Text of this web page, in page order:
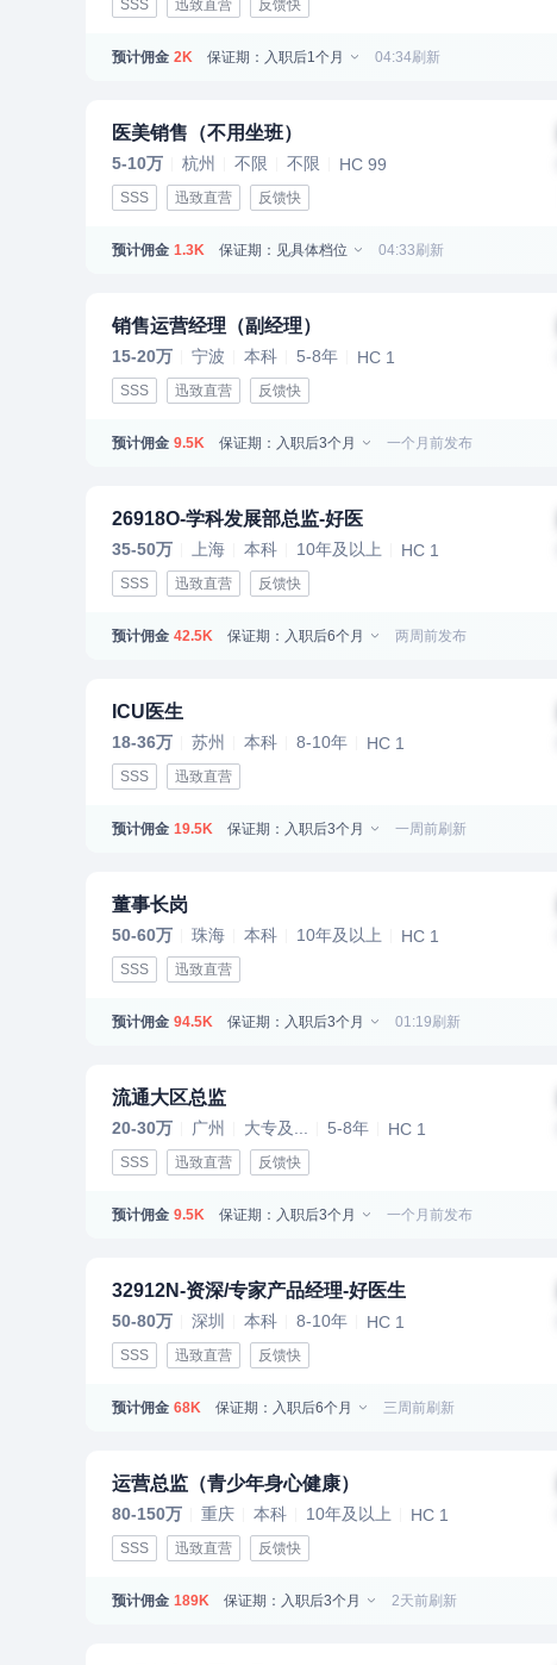
SSS 迅致直营 反馈快
预计佣金 2K 保证期：入职后1个月 04:34刷新
医美销售（不用坐班）
5-10万 杭州 不限 不限 HC 99
SSS 迅致直营 反馈快
预计佣金 1.3K 保证期：见具体档位 04:33刷新
销售运营经理（副经理）
15-20万 宁波 本科 5-8年 HC 1
SSS 迅致直营 反馈快
预计佣金 9.5K 保证期：入职后3个月 一个月前发布
26918O-学科发展部总监-好医
35-50万 上海 本科 10年及以上 HC 1
SSS 迅致直营 反馈快
预计佣金 42.5K 保证期：入职后6个月 两周前发布
ICU医生
18-36万 苏州 本科 8-10年 HC 1
SSS 迅致直营
预计佣金 19.5K 保证期：入职后3个月 一周前刷新
董事长岗
50-60万 珠海 本科 10年及以上 HC 1
SSS 迅致直营
预计佣金 94.5K 保证期：入职后3个月 01:19刷新
流通大区总监
20-30万 广州 大专及... 5-8年 HC 1
SSS 迅致直营 反馈快
预计佣金 9.5K 保证期：入职后3个月 一个月前发布
32912N-资深/专家产品经理-好医生
50-80万 深圳 本科 8-10年 HC 1
SSS 迅致直营 反馈快
预计佣金 68K 保证期：入职后6个月 三周前刷新
运营总监（青少年身心健康）
80-150万 重庆 本科 10年及以上 HC 1
SSS 迅致直营 反馈快
预计佣金 189K 保证期：入职后3个月 2天前刷新